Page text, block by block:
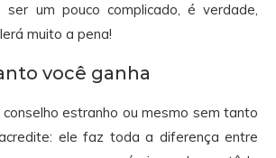
ser um pouco complicado, é verdade,
muito a pena!
você ganha
estranho ou mesmo sem tanto
ele faz toda a diferença entre